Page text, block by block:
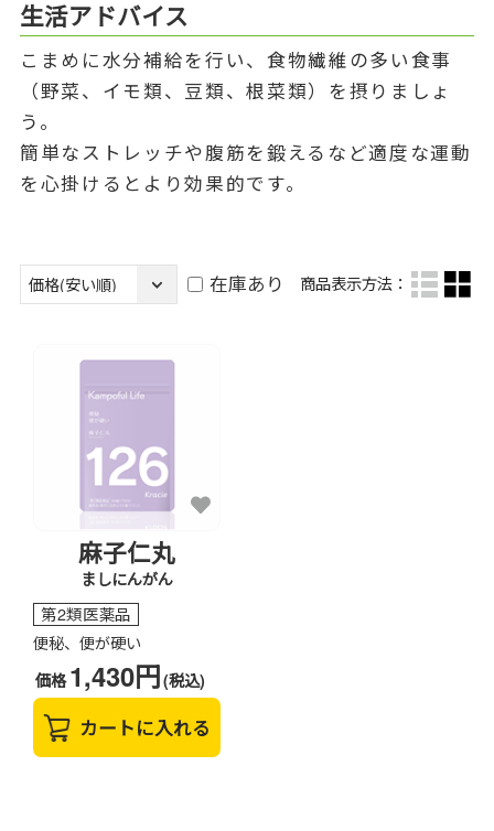
生活アドバイス
こまめに水分補給を行い、食物繊維の多い食事
（野菜、イモ類、豆類、根菜類）を摂りましょ
う。
簡単なストレッチや腹筋を鍛えるなど適度な運動
を心掛けるとより効果的です。
在庫あり 商品表示方法：
麻子仁丸
ましにんがん
第2類医薬品
便秘、便が硬い
価格1,430円(税込)
カートに入れる